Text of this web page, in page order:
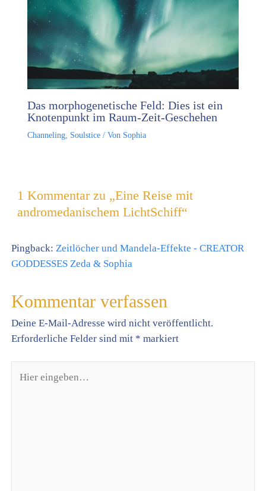
Das morphogenetische Feld: Dies ist ein
Knotenpunkt im Raum-Zeit-Geschehen
Channeling, Soulstice/ Von Sophia
1 Kommentar zu „Eine Reise mit
andromedanischem LichtSchiff“
Pingback:Zeitlöcher und Mandela-Effekte - CREATOR
GODDESSES Zeda & Sophia
Kommentar verfassen
Deine E-Mail-Adresse wird nicht veröffentlicht.
Erforderliche Felder sind mit * markiert
eingeben…